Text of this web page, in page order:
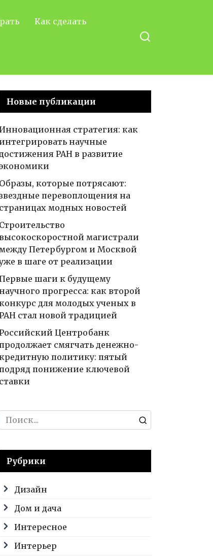
Как сделать
Новые публикации
стратегия: как
научные
РАН в развитие
Образы, которые потрясают:
перевоплощения на
страницах модных новостей
Строительство
магистрали
Петербургом и Москвой
в шаге от реализации
шаги к будущему
прогресса: как второй
для молодых ученых в
стал новой традицией
Центробанк
смягчать денежно-
политику: пятый
понижение ключевой
ставки
Search
Рубрики
Дизайн
Дом и дача
Интересное
Интерьер